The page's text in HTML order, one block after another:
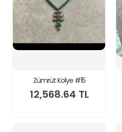
Zümrüt Kolye #15
12,568.64 TL